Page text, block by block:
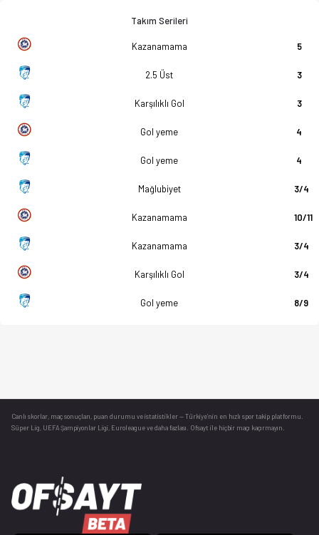
Takım Serileri
Kazanamama 5
2.5 Üst 3
Karşılıklı Gol 3
Gol yeme 4
Gol yeme 4
Mağlubiyet 3/4
Kazanamama 10/11
Kazanamama 3/4
Karşılıklı Gol 3/4
Gol yeme 8/9
Canlı skorlar , maç sonuçları, puan durumu ve istatistikler — Türkiye’nin en hızlı spor takip platformu.
Süper Lig, UEFA Şampiyonlar Ligi, Euroleague ve daha fazlası. Ofsayt ile hiçbir maçı kaçırmayın.